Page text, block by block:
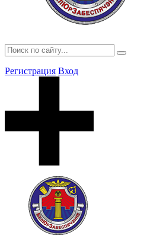
Регистрация Вход